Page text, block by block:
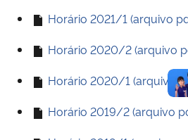
Ministério da Mulher, da Família e dos Direitos
Gabinete de Segurança Institucional
Horário 2021/1 (arquivo
Horário 2020/2 (arquivo
Horário 2020/1 (arquivo
Horário 2019/2 (arquivo